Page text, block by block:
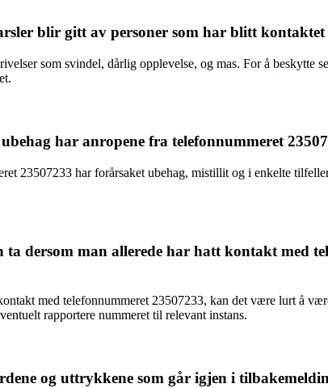
blir gitt av personer som har blitt
som svindel, dårlig opplevelse, og mas. For å
har anropene fra telefonnummeret
23507233 har forårsaket ubehag, mistillit og i enkelte
dersom man allerede har hatt kontakt med
med telefonnummeret 23507233, kan det være lurt å
rapportere nummeret til relevant instans.
og uttrykkene som går igjen i